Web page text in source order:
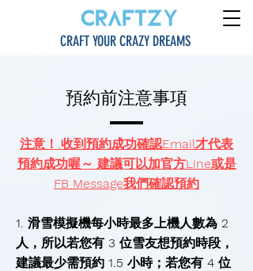
CRAFT YOUR CRAZY DREAMS
​預約前注意事項
注意！.收到預約成功確認Email才代表
預約成功喔～ 建議可以加官方Line或是
FB Message我們確認預約
1. 滑雪模擬機每小時最多上機人數為 2
人，所以若您有 3 位雪友想預約時段，
建議最少需預約 1.5 小時；若您有 4 位